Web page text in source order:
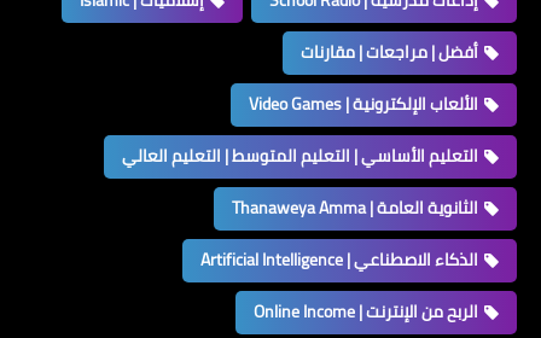
أفضل | مراجعات | مقارنات
الألعاب الإلكترونية | Video Games
التعليم الأساسي | التعليم المتوسط | التعليم العالي
الثانوية العامة | Thanaweya Amma
الذكاء الاصطناعي | Artificial Intelligence
الربح من الإنترنت | Online Income